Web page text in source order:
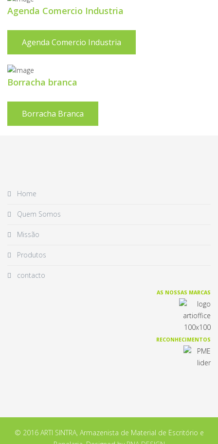
Agenda Comercio Industria
Agenda Comercio Industria
Borracha branca
Borracha Branca
Home
Quem Somos
Missão
Produtos
contacto
AS NOSSAS MARCAS
RECONHECIMENTOS
© 2016 ARTI SINTRA, Armazenista de Material de Escritório e